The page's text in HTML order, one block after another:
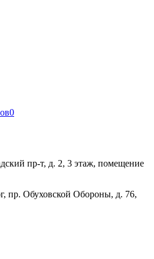
0
пр-т, д. 2, 3 этаж, помещение
пр. Обуховской Обороны, д. 76,